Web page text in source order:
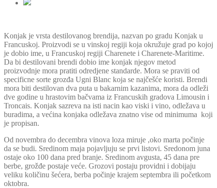
Konjak je vrsta destilovanog brendija, nazvan po gradu Konjak u
Francuskoj. Proizvodi se u vinskoj regiji koja okružuje grad po kojoj
je dobio ime, u Francuskoj regiji Charenete i Charenete-Maritime.
Da bi destilovani brendi dobio ime konjak njegov metod
proizvodnje mora pratiti odredjene standarde. Mora se praviti od
specificne sorte grozđa Ugni Blanc koja se najčešće koristi. Brendi
mora biti destilovan dva puta u bakarnim kazanima, mora da odleži
dve godine u hrastovim bačvama iz Francuskih gradova Limousin i
Troncais. Konjak sazreva na isti nacin kao viski i vino, odležava u
buradima, a većina konjaka odležava znatno vise od minimuma koji
je propisan.
Od novembra do decembra vinova loza miruje ,oko marta počinje
da se budi. Sredinom maja pojavljuju se prvi listovi. Sredonom juna
ostaje oko 100 dana pred branje. Sredinom avgusta, 45 dana pre
berbe, grožđe postaje veće. Grozovi postaju providni i dobijaju
veliku količinu šećera, berba počinje krajem septembra ili početkom
oktobra.